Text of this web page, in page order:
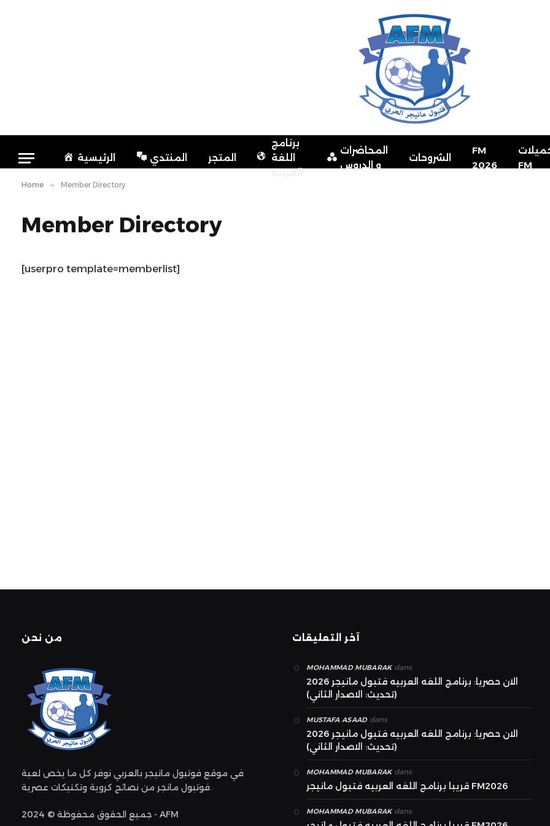
الرئيسية المنتدي المتجر
برنامج
اللغة
العربية
المحاضرات
و الدروس
الشروحات
FM
2026
FM
Home » Member Directory
Member Directory
[userpro template=memberlist]
من نحن
في موقع فوتبول مانيجر بالعربي نوفر كل ما يخص لعبة
فوتبول مانجر من نصائح كروية وتكتيكات عصرية.
جميع الحقوق محفوظة © 2024 - AFM
آخر التعليقات
MOHAMMAD MUBARAKdans
الان حصريا: برنامج اللغه العربيه فتبول مانيجر 2026
(تحديث: الاصدار الثاني)
MUSTAFA ASAADdans
الان حصريا: برنامج اللغه العربيه فتبول مانيجر 2026
(تحديث: الاصدار الثاني)
MOHAMMAD MUBARAKdans
قريبا برنامج اللغه العربيه فتبول مانيجر FM2026
MOHAMMAD MUBARAKdans